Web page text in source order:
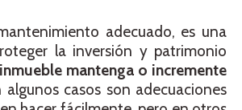
adecuado, es una
la inversión y patrimonio
mantenga o incremente
algunos casos son adecuaciones